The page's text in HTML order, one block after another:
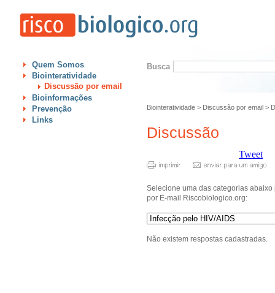
Quem Somos
Biointeratividade
Discussão por email
Bioinformações
Prevenção
Links
Busca
Biointeratividade > Discussão por email >
Discussão
Tweet
Selecione uma das categorias
por E-mail Riscobiologico.org:
Não existem respostas cadastradas.